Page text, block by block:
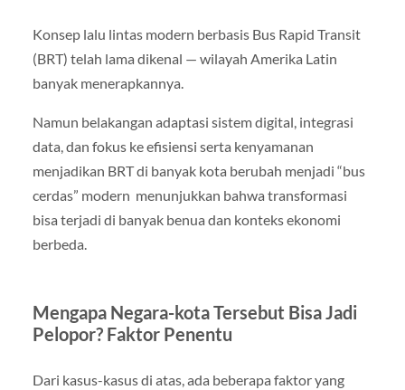
Konsep lalu lintas modern berbasis Bus Rapid Transit
(BRT) telah lama dikenal — wilayah Amerika Latin
banyak menerapkannya.
Namun belakangan adaptasi sistem digital, integrasi
data, dan fokus ke efisiensi serta kenyamanan
menjadikan BRT di banyak kota berubah menjadi “bus
cerdas” modern menunjukkan bahwa transformasi
bisa terjadi di banyak benua dan konteks ekonomi
berbeda.
Mengapa Negara-kota Tersebut Bisa Jadi
Pelopor? Faktor Penentu
Dari kasus-kasus di atas, ada beberapa faktor yang